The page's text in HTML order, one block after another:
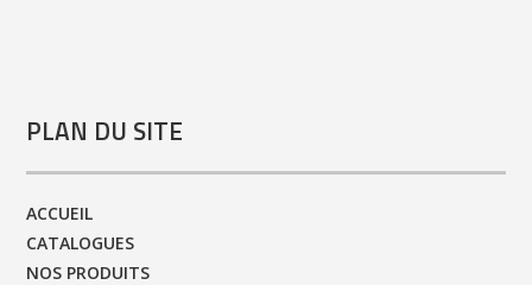
PLAN DU SITE
ACCUEIL
CATALOGUES
NOS PRODUITS